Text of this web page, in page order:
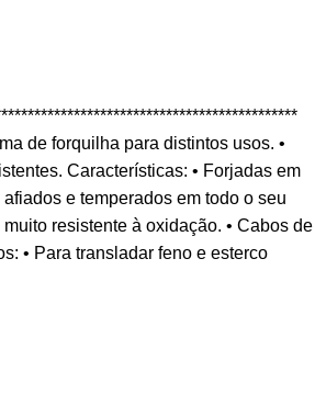
de forquilha para distintos usos. •
Características: • Forjadas em
e temperados em todo o seu
resistente à oxidação. • Cabos de
• Para transladar feno e esterco